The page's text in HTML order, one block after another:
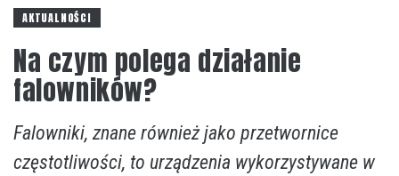
AKTUALNOŚCI
Na czym polega działanie
falowników?
Falowniki, znane również jako przetwornice
częstotliwości, to urządzenia wykorzystywane w